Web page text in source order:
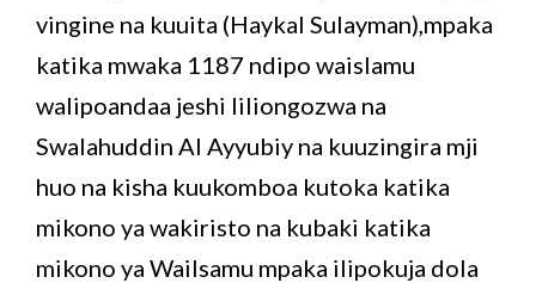
vingine na kuuita (Haykal Sulayman),mpaka
katika mwaka 1187 ndipo waislamu
walipoandaa jeshi liliongozwa na
Swalahuddin Al Ayyubiy na kuuzingira mji
huo na kisha kuukomboa kutoka katika
mikono ya wakiristo na kubaki katika
mikono ya Wailsamu mpaka ilipokuja dola